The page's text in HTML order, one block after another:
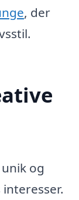
, der
og